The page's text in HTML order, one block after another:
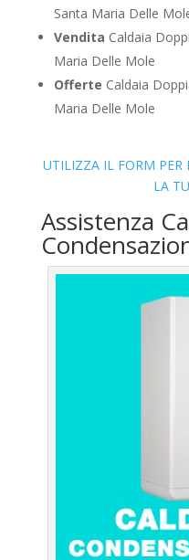
Santa Maria Delle
Vendita Caldaia
Maria Delle Mole
Offerte Caldaia
Maria Delle Mole
UTILIZZA IL FORM PER
LA
Assistenza